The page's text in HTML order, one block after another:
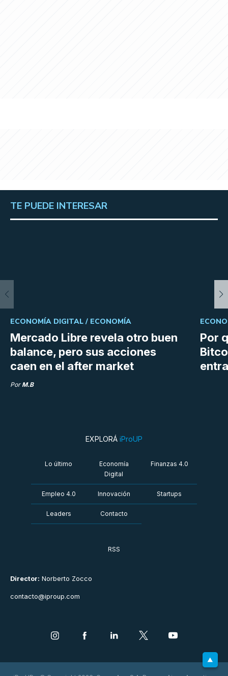
TE PUEDE INTERESAR
Mercado Libre revela otro buen
balance, pero sus acciones
caen en el after market
ECONOMÍA DIGITAL / ECONOMÍA
Por M.B
Por
Director: Norberto Zocco
contacto@iproup.com
EXPLORÁ iProUP
Lo último
Economía
Digital
Finanzas 4.0
Empleo 4.0 Innovación Startups
Leaders Contacto
RSS